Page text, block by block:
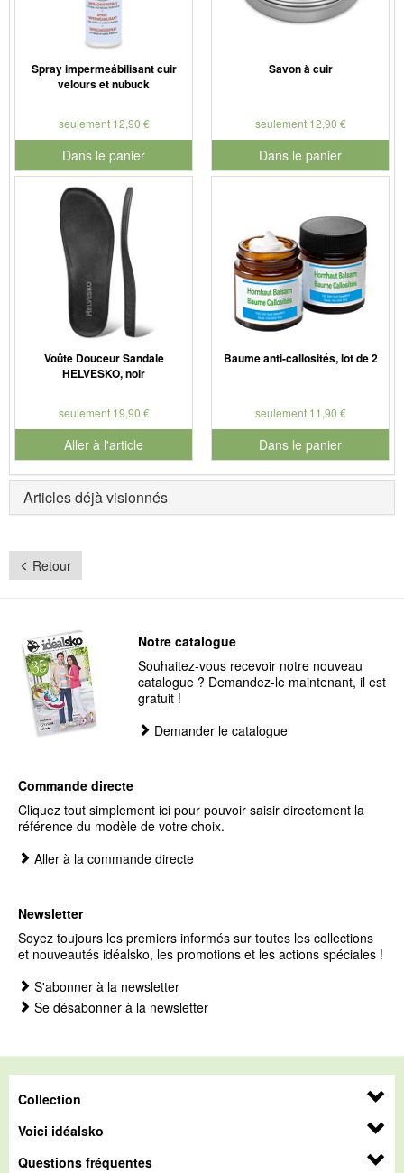
Spray impermeábilisant cuir
velours et nubuck
seulement 12,90 €
Dans le panier
pour le numéro de produit 901179
Savon à cuir
seulement 12,90 €
Dans le panier
pour le numéro de produit
Voûte Douceur Sandale
HELVESKO, noir
seulement 19,90 €
Aller à l'article
Baume anti-callosités, lot de 2
seulement 11,90 €
Dans le panier
pour le numéro de produit
Articles déjà visionnés
Retour
Notre catalogue
Souhaitez-vous recevoir notre nouveau
catalogue ? Demandez-le maintenant, il est
gratuit !
Demander le catalogue
Commande directe
Cliquez tout simplement ici pour pouvoir saisir directement la
référence du modèle de votre choix.
Aller à la commande directe
Newsletter
Soyez toujours les premiers informés sur toutes les collections
et nouveautés idéalsko, les promotions et les actions spéciales !
S'abonner à la newsletter
Se désabonner à la newsletter
Collection
Voici idéalsko
Questions fréquentes